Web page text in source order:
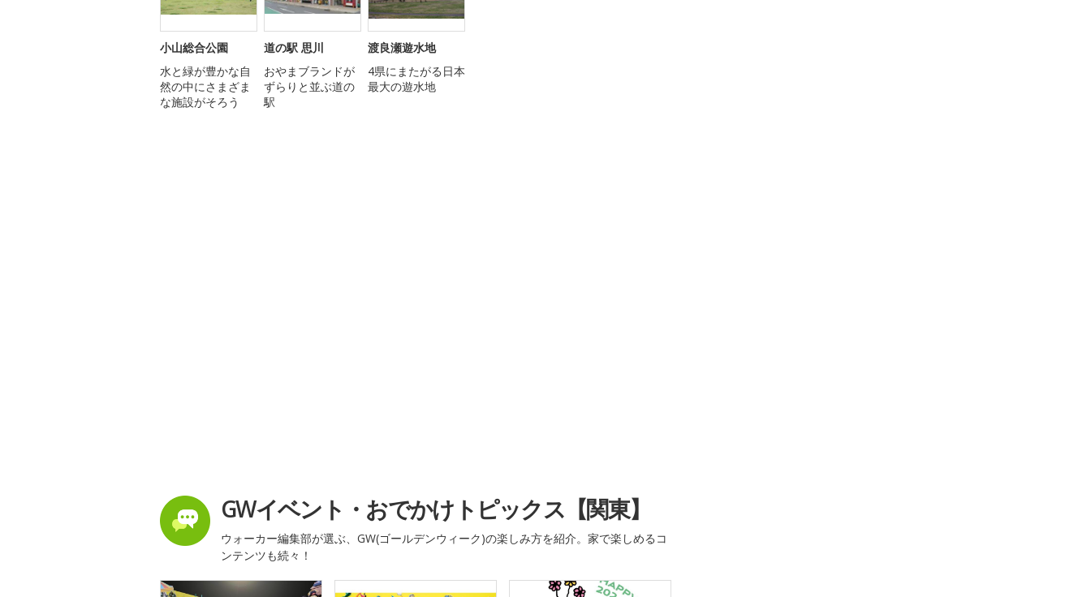
小山総合公園
水と緑が豊かな自
然の中にさまざま
な施設がそろう
道の駅 思川
おやまブランドが
ずらりと並ぶ道の
駅
渡良瀬遊水地
4県にまたがる日本
最大の遊水地
GWイベント・おでかけトピックス【関東】
ウォーカー編集部が選ぶ、GW(ゴールデンウィーク)の楽しみ方を紹介。家で楽しめるコ
ンテンツも続々！